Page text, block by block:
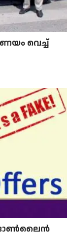
വെച്ച്
ഓൺലൈൻ